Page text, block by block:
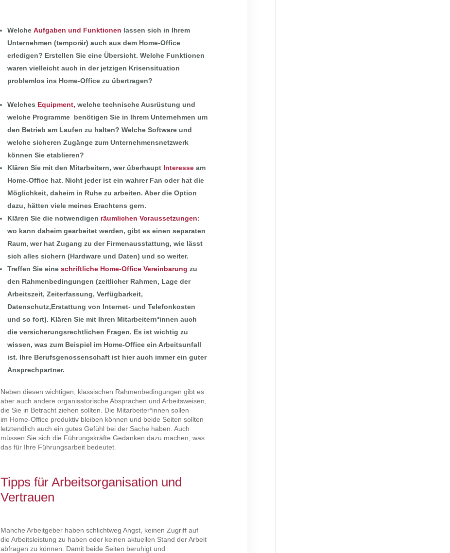
Welche Aufgaben und Funktionen lassen sich in Ihrem
Unternehmen (temporär) auch aus dem Home-Office
erledigen? Erstellen Sie eine Übersicht. Welche Funktionen
waren vielleicht auch in der jetzigen Krisensituation
problemlos ins Home-Office zu übertragen?
Welches Equipment, welche technische Ausrüstung und
welche Programme benötigen Sie in Ihrem Unternehmen um
den Betrieb am Laufen zu halten? Welche Software und
welche sicheren Zugänge zum Unternehmensnetzwerk
können Sie etablieren?
Klären Sie mit den Mitarbeitern, wer überhaupt Interesseam
Home-Office hat. Nicht jeder ist ein wahrer Fan oder hat die
Möglichkeit, daheim in Ruhe zu arbeiten. Aber die Option
dazu, hätten viele meines Erachtens gern.
Klären Sie die notwendigen räumlichen Voraussetzungen:
wo kann daheim gearbeitet werden, gibt es einen separaten
Raum, wer hat Zugang zu der Firmenausstattung, wie lässt
sich alles sichern (Hardware und Daten) und so weiter.
Treffen Sie eine schriftliche Home-Office Vereinbarung zu
den Rahmenbedingungen (zeitlicher Rahmen, Lage der
Arbeitszeit, Zeiterfassung, Verfügbarkeit,
Datenschutz,Erstattung von Internet- und Telefonkosten
und so fort). Klären Sie mit Ihren Mitarbeitern*innen auch
die versicherungsrechtlichen Fragen. Es ist wichtig zu
wissen, was zum Beispiel im Home-Office ein Arbeitsunfall
ist. Ihre Berufsgenossenschaft ist hier auch immer ein guter
Ansprechpartner.
Neben diesen wichtigen, klassischen Rahmenbedingungen gibt es
aber auch andere organisatorische Absprachen und Arbeitsweisen,
die Sie in Betracht ziehen sollten. Die Mitarbeiter*innen sollen
im Home-Office produktiv bleiben können und beide Seiten sollten
letztendlich auch ein gutes Gefühl bei der Sache haben. Auch
müssen Sie sich die Führungskräfte Gedanken dazu machen, was
das für Ihre Führungsarbeit bedeutet.
Tipps für Arbeitsorganisation und
Vertrauen
Manche Arbeitgeber haben schlichtweg Angst, keinen Zugriff auf
die Arbeitsleistung zu haben oder keinen aktuellen Stand der Arbeit
abfragen zu können. Damit beide Seiten beruhigt und